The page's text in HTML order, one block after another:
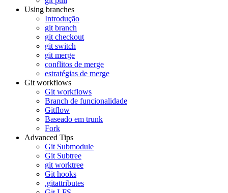
Using branches
Introdução
git branch
git checkout
git switch
git merge
conflitos de merge
estratégias de merge
Git workflows
Git workflows
Branch de funcionalidade
Gitflow
Baseado em trunk
Fork
Advanced Tips
Git Submodule
Git Subtree
git worktree
Git hooks
.gitattributes